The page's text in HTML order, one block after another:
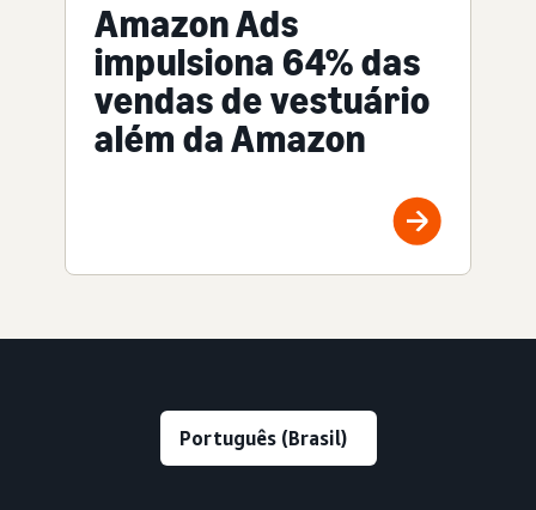
Amazon Ads
impulsiona 64% das
vendas de vestuário
além da Amazon